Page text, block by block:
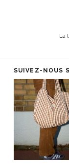
La
SUIVEZ-NOUS